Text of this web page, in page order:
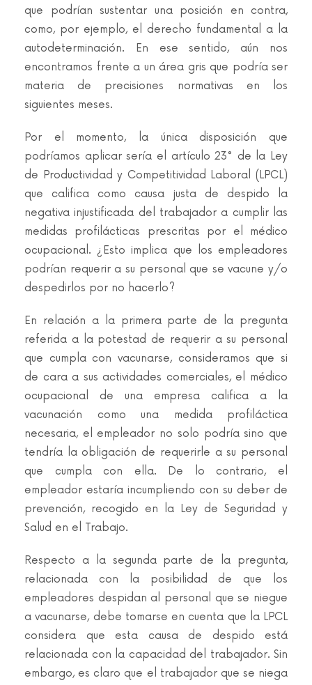
que podrían sustentar una posición en contra,
como, por ejemplo, el derecho fundamental a la
autodeterminación. En ese sentido, aún nos
encontramos frente a un área gris que podría ser
materia de precisiones normativas en los
siguientes meses.
Por el momento, la única disposición que
podríamos aplicar sería el artículo 23° de la Ley
de Productividad y Competitividad Laboral (LPCL)
que califica como causa justa de despido la
negativa injustificada del trabajador a cumplir las
medidas profilácticas prescritas por el médico
ocupacional. ¿Esto implica que los empleadores
podrían requerir a su personal que se vacune y/o
despedirlos por no hacerlo?
En relación a la primera parte de la pregunta
referida a la potestad de requerir a su personal
que cumpla con vacunarse, consideramos que si
de cara a sus actividades comerciales, el médico
ocupacional de una empresa califica a la
vacunación como una medida profiláctica
necesaria, el empleador no solo podría sino que
tendría la obligación de requerirle a su personal
que cumpla con ella. De lo contrario, el
empleador estaría incumpliendo con su deber de
prevención, recogido en la Ley de Seguridad y
Salud en el Trabajo.
Respecto a la segunda parte de la pregunta,
relacionada con la posibilidad de que los
empleadores despidan al personal que se niegue
a vacunarse, debe tomarse en cuenta que la LPCL
considera que esta causa de despido está
relacionada con la capacidad del trabajador. Sin
embargo, es claro que el trabajador que se niega